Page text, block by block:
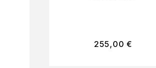
255,00€